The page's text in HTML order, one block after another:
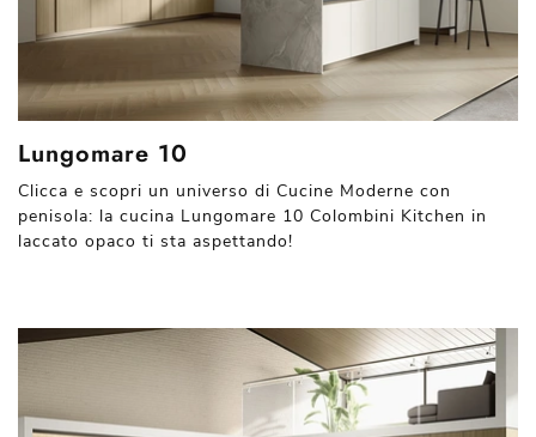
Lungomare 10
Clicca e scopri un universo di Cucine Moderne con
penisola: la cucina Lungomare 10 Colombini Kitchen in
laccato opaco ti sta aspettando!